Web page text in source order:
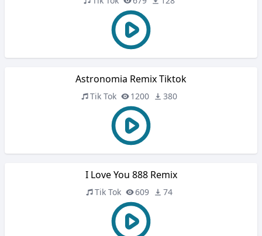
Astronomia Remix Tiktok
Tik Tok 1200 380
I Love You 888 Remix
Tik Tok 609 74